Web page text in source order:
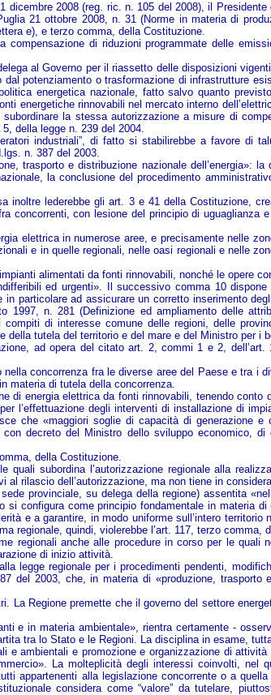
2008 (reg. ric. n. 105 del 2008), il
21 ottobre 2008, n. 31 (Norme in materia di
e), e terzo comma, della Costituzione.
di riduzioni programmate delle
al Governo per il riassetto delle disposizioni
potenziamento o trasformazione di infrastrutture
energetica nazionale, fatto salvo quanto
energetiche rinnovabili nel mercato interno
la stessa autorizzazione a misure di
della legge n. 239 del 2004.
industriali”, di fatto si stabilirebbe a favore di
n. 387 del 2003.
trasporto e distribuzione nazionale dell’energia»: la
la conclusione del procedimento
inoltre lederebbe gli art. 3 e 41 della Costituzione,
concorrenti, con lesione del principio di uguaglianza
elettrica in numerose aree, e precisamente nelle
e in quelle regionali, nelle oasi regionali e nelle
alimentati da fonti rinnovabili, nonché le opere
ed urgenti». Il successivo comma 10
particolare ad assicurare un corretto inserimento
n. 281 (Definizione ed ampliamento delle
di interesse comune delle regioni, delle
tutela del territorio e del mare e del Ministro per i
ad opera del citato art. 2, commi 1 e 2, dell’art.
concorrenza fra le diverse aree del Paese e tra i
materia di tutela della concorrenza.
di energia elettrica da fonti rinnovabili, tenendo conto
l’effettuazione degli interventi di installazione di
che «maggiori soglie di capacità di generazione e
decreto del Ministro dello sviluppo economico,
della Costituzione.
subordina l’autorizzazione regionale alla
rilascio dell’autorizzazione, ma non tiene in
provinciale, su delega della regione) assentita
configura come principio fondamentale in materia
e a garantire, in modo uniforme sull’intero territorio
regionale, quindi, violerebbe l’art. 117, terzo comma,
regionali anche alle procedure in corso per le quali
di inizio attività.
legge regionale per i procedimenti pendenti,
del 2003, che, in materia di «produzione, trasporto
La Regione premette che il governo del settore
e in materia ambientale», rientra certamente -
tra lo Stato e le Regioni. La disciplina in esame,
ambientali e promozione e organizzazione di
La molteplicità degli interessi coinvolti, nel
appartenenti alla legislazione concorrente o a
considera come “valore” da tutelare,